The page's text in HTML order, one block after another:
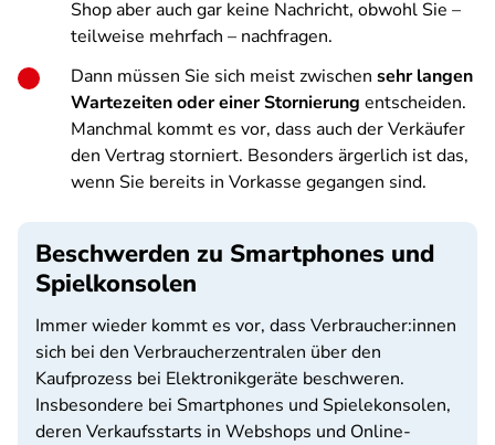
Shop aber auch gar keine Nachricht, obwohl Sie –
teilweise mehrfach – nachfragen.
Dann müssen Sie sich meist zwischen sehr langen
Wartezeiten oder einer Stornierung entscheiden.
Manchmal kommt es vor, dass auch der Verkäufer
den Vertrag storniert. Besonders ärgerlich ist das,
wenn Sie bereits in Vorkasse gegangen sind.
Beschwerden zu Smartphones und
Spielkonsolen
Immer wieder kommt es vor, dass Verbraucher:innen
sich bei den Verbraucherzentralen über den
Kaufprozess bei Elektronikgeräte beschweren.
Insbesondere bei Smartphones und Spielekonsolen,
deren Verkaufsstarts in Webshops und Online-